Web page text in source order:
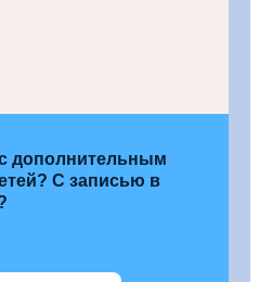
дополнительным
С записью в